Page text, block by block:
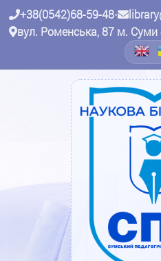
+38(0542)68-59-48•
вул. Роменська, 87 м. Суми